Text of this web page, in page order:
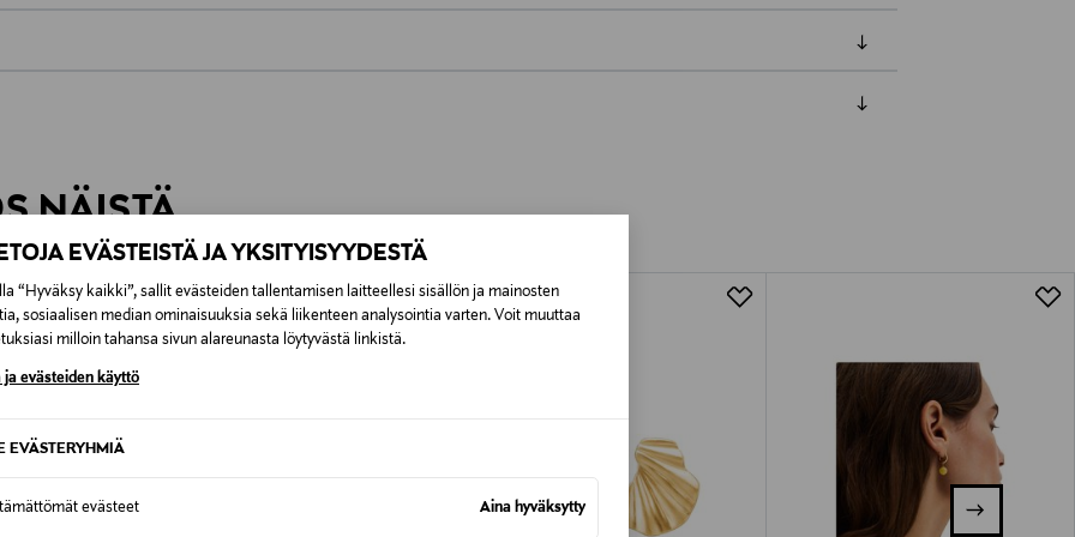
EVÄSTEISTÄ JA YKSITYISYYDESTÄ
“Hyväksy kaikki”, sallit evästeiden tallentamisen laitteellesi sisällön ja mainosten
sosiaalisen median ominaisuuksia sekä liikenteen analysointia varten. Voit muuttaa
milloin tahansa sivun alareunasta löytyvästä linkistä.
ja evästeiden käyttö
EVÄSTERYHMIÄ
evästeet Aina hyväksytty
7,90 €–50,00 € kuljetusyhtiöstä ja tuotteen koosta riippuen
Alk. 6,90 €, kun toimitus on saatavilla valittuun osoitteeseen.
NÄISTÄ